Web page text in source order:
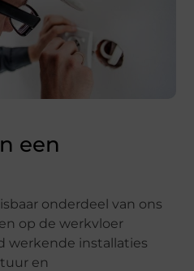
een
onderdeel van ons
op de werkvloer
werkende installaties
en